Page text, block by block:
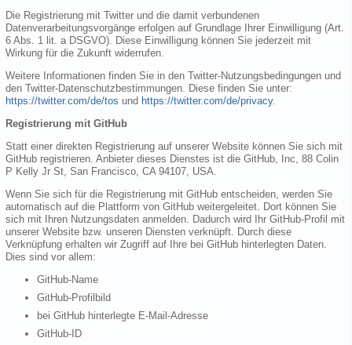
Die Registrierung mit Twitter und die damit verbundenen
Datenverarbeitungsvorgänge erfolgen auf Grundlage Ihrer Einwilligung (Art.
6 Abs. 1 lit. a DSGVO). Diese Einwilligung können Sie jederzeit mit
Wirkung für die Zukunft widerrufen.
Weitere Informationen finden Sie in den Twitter-Nutzungsbedingungen und
den Twitter-Datenschutzbestimmungen. Diese finden Sie unter:
https://twitter.com/de/tos und https://twitter.com/de/privacy.
Registrierung mit GitHub
Statt einer direkten Registrierung auf unserer Website können Sie sich mit
GitHub registrieren. Anbieter dieses Dienstes ist die GitHub, Inc, 88 Colin
P Kelly Jr St, San Francisco, CA 94107, USA.
Wenn Sie sich für die Registrierung mit GitHub entscheiden, werden Sie
automatisch auf die Plattform von GitHub weitergeleitet. Dort können Sie
sich mit Ihren Nutzungsdaten anmelden. Dadurch wird Ihr GitHub-Profil mit
unserer Website bzw. unseren Diensten verknüpft. Durch diese
Verknüpfung erhalten wir Zugriff auf Ihre bei GitHub hinterlegten Daten.
Dies sind vor allem:
GitHub-Name
GitHub-Profilbild
bei GitHub hinterlegte E-Mail-Adresse
GitHub-ID